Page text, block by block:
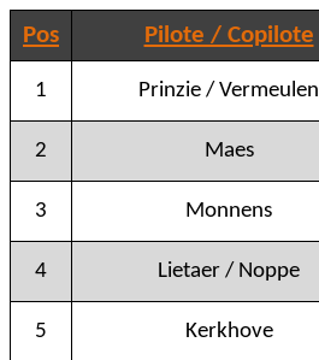
Pos Pilote / Copilote
1 Prinzie / Vermeulen
2 Maes
3 Monnens
4 Lietaer / Noppe
5 Kerkhove